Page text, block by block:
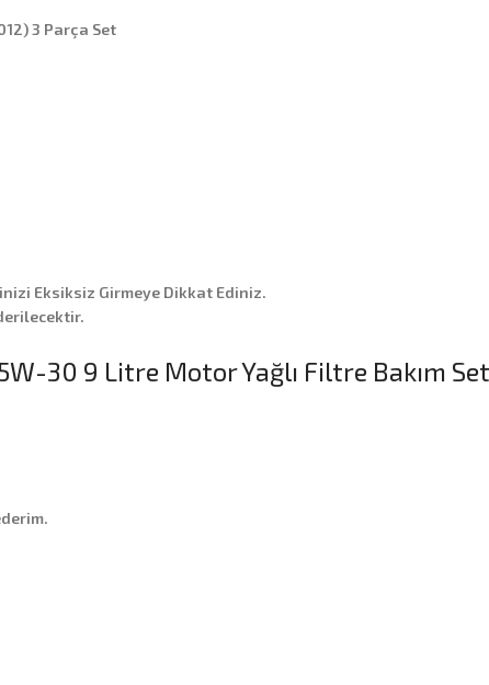
3 Parça Set
Eksiksiz Girmeye Dikkat Ediniz.
30 9 Litre Motor Yağlı Filtre Bakım